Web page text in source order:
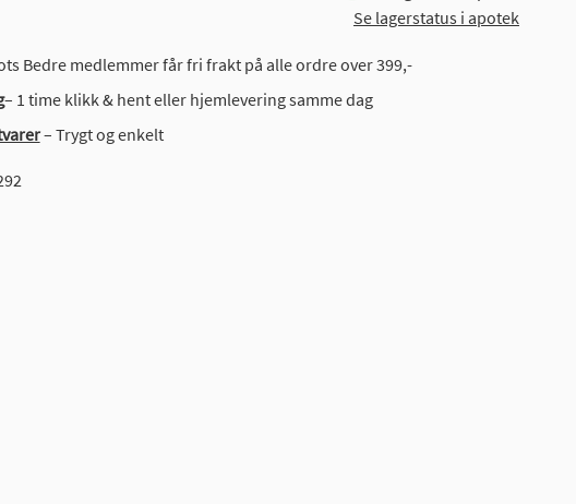
Se lagerstatus i apotek
Bedre medlemmer får fri frakt på alle ordre over 399,-
– 1 time klikk & hent eller hjemlevering samme dag
– Trygt og enkelt